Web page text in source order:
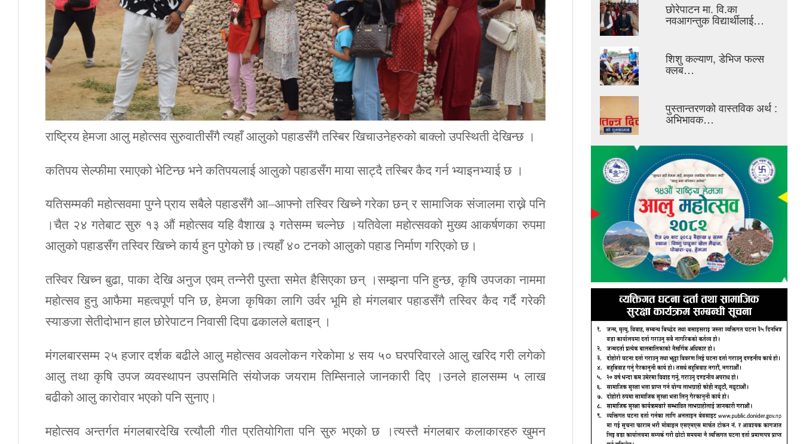
राष्ट्रिय हेमजा आलु महोत्सव सुरुवातीसँगै त्यहाँ आलुको पहाडसँगै तस्बिर खिचाउनेहरुको बाक्लो उपस्थिती देखिन्छ ।
कतिपय सेल्फीमा रमाएको भेटिन्छ भने कतिपयलाई आलुको पहाडसँग माया साट्दै तस्बिर कैद गर्न भ्याइनभ्याई छ ।
यतिसम्मकी महोत्सवमा पुग्ने प्राय सबैले पहाडसँगै आ–आफ्नो तस्विर खिच्ने गरेका छन् र सामाजिक संजालमा राख्ने पनि
।चैत २४ गतेबाट सुरु १३ औं महोत्सव यहि वैशाख ३ गतेसम्म चल्नेछ ।यतिवेला महोत्सवको मुख्य आकर्षणका रुपमा
आलुको पहाडसँग तस्विर खिच्ने कार्य हुन पुगेको छ।त्यहाँ ४० टनको आलुको पहाड निर्माण गरिएको छ।
तस्विर खिच्न बुढा, पाका देखि अनुज एवम् तन्नेरी पुस्ता समेत हैसिएका छन् ।सम्झना पनि हुन्छ, कृषि उपजका नाममा
महोत्सव हुनु आफैमा महत्वपूर्ण पनि छ, हेमजा कृषिका लागि उर्वर भूमि हो मंगलबार पहाडसँगै तस्विर कैद गर्दै गरेकी
स्याङजा सेतीदोभान हाल छोरेपाटन निवासी दिपा ढकालले बताइन् ।
मंगलबारसम्म २५ हजार दर्शक बढीले आलु महोत्सव अवलोकन गरेकोमा ४ सय ५० घरपरिवारले आलु खरिद गरी लगेको
आलु तथा कृषि उपज व्यवस्थापन उपसमिति संयोजक जयराम तिम्सिनाले जानकारी दिए ।उनले हालसम्म ५ लाख
बढीको आलु कारोवार भएको पनि सुनाए।
महोत्सव अन्तर्गत मंगलबारदेखि रत्यौली गीत प्रतियोगिता पनि सुरु भएको छ ।त्यस्तै मंगलबार कलाकारहरु खुमन
छोरेपाटन मा. वि.का
नवआगन्तुक विद्यार्थीलाई…
शिशु कल्याण, डेभिज फल्स
क्लब…
पुस्तान्तरणको वास्तविक अर्थ :
अभिभावक…